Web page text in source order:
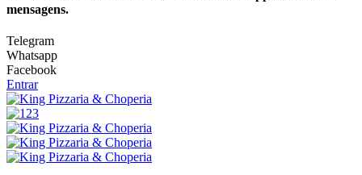
mensagens.
Telegram
Whatsapp
Facebook
Entrar